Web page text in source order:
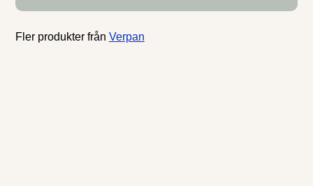
Pantons innovativa stil.-
Fåtölj i björkplywood. Shoppa
Fåtöljer och mer Fåtöljer & Sittpuffar
Pantons innovativa stil.-
Fler produkter från Verpan